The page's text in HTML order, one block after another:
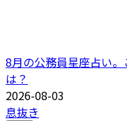
8月の公務員星座占い
は？
2026-08-03
息抜き